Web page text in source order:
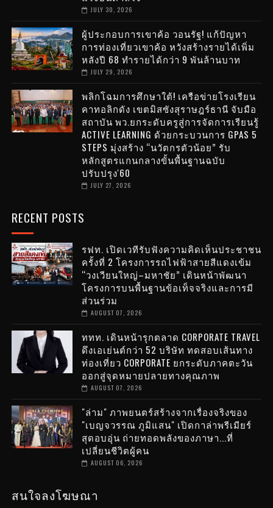
JULY 30, 2026
ผู้ประกอบการเขาค้อ วอนรัฐ! แก้ปัญหา
การท่องเที่ยวเขาค้อ หวังสร้างรายได้เพิ่ม
หลังปี 68 ทำรายได้กว่า 9 พันล้านบาท
JULY 29, 2026
พลิกโฉมการศึกษาใต้! เครือข่ายโรงเรียน
คาทอลิกดัง เขตมิสซังสุราษฎร์ธานี จับมือ
สถาบัน พว.ยกระดับครูสู่การจัดการเรียนรู้
ACTIVE LEARNING ด้วยกระบวนการ GPAS 5
STEPS มุ่งสร้าง “นวัตกรตัวน้อย” รับ
หลักสูตรแกนกลางขั้นพื้นฐานฉบับ
ปรับปรุง'60
JULY 27, 2026
RECENT POSTS
รฟท. เปิดเวทีรับฟังความคิดเห็นประชาชน
ครั้งที่ 2 โครงการรถไฟฟ้าสายสีแดงเข้ม
“วงเวียนใหญ่–มหาชัย” เดินหน้าพัฒนา
โครงการบนพื้นฐานข้อเท็จจริงและการมี
ส่วนร่วม
AUGUST 07, 2026
ททท. เดินหน้ารุกตลาด CORPORATE TRAVEL
ดึงเอเย่นต์กว่า 52 บริษัท ทดสอบเส้นทาง
ท่องเที่ยว CORPORATE ยกระดับภาคตะวัน
ออกสู่จุดหมายปลายทางคุณภาพ
AUGUST 07, 2026
"ล่าม" ภาพยนตร์สร้างจากเรื่องจริงของ
"เบญจวรรณ ภูมิแสน" เปิดกาล่าพรีเมียร์
สุดอบอุ่น ถ่ายทอดพลังของภาษา...ที่
เปลี่ยนชีวิตผู้คน
AUGUST 06, 2026
สนใจลงโฆษณา